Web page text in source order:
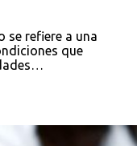
se refiere a una
que